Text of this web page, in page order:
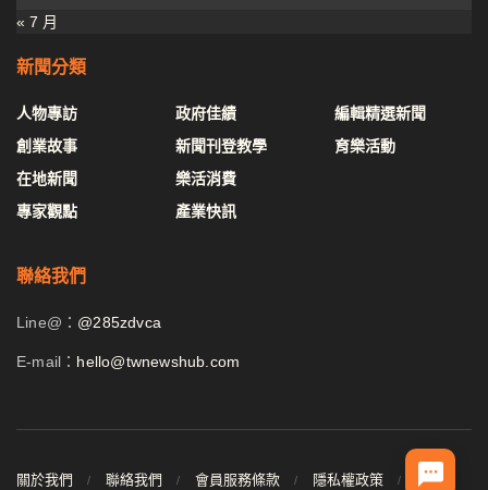
« 7 月
新聞分類
人物專訪
創業故事
在地新聞
專家觀點
政府佳績
新聞刊登教學
樂活消費
產業快訊
編輯精選新聞
育樂活動
聯絡我們
Line@： @285zdvca
E-mail： hello@twnewshub.com
關於我們 聯絡我們 會員服務條款 隱私權政策